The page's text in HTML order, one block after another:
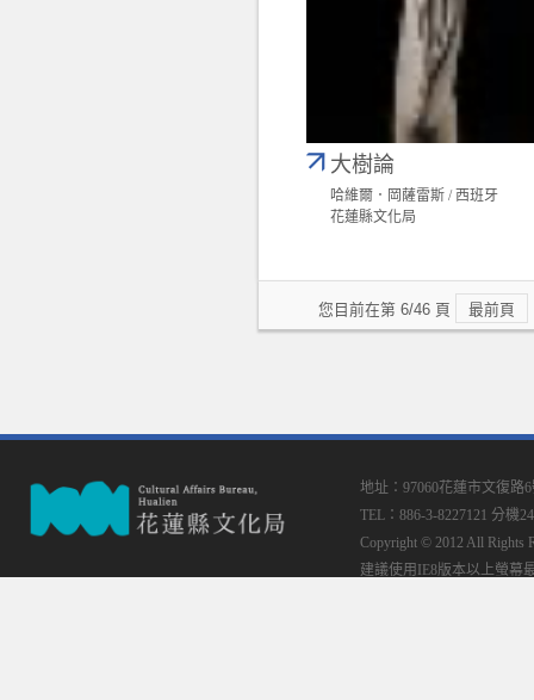
大樹論
哈維爾．岡薩雷斯 / 西班牙
花蓮縣文化局
您目前在第 6/46 頁 最前頁
地址：97060花蓮市文復路
TEL：886-3-8227121 分機
Copyright © 2012 All Rights
建議使用IE8版本以上螢幕